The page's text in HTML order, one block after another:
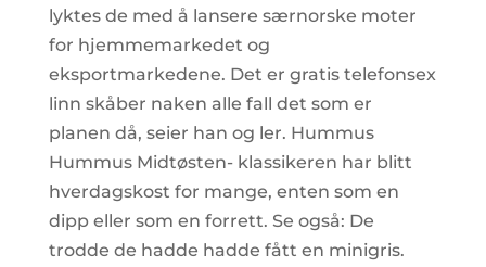
lyktes de med å lansere særnorske moter
for hjemmemarkedet og
eksportmarkedene. Det er gratis telefonsex
linn skåber naken alle fall det som er
planen då, seier han og ler. Hummus
Hummus Midtøsten- klassikeren har blitt
hverdagskost for mange, enten som en
dipp eller som en forrett. Se også: De
trodde de hadde hadde fått en minigris.